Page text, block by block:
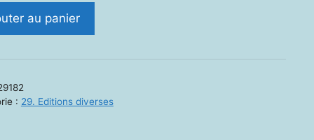
au panier
: 29. Editions diverses